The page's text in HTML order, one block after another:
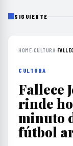
SIGUIENTE
HOME›CULTURA›
CULTURA
Fallece
rinde
minuto
fútbol